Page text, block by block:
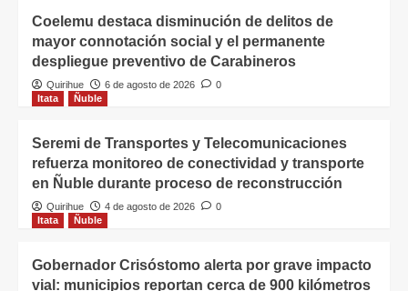
Coelemu destaca disminución de delitos de
mayor connotación social y el permanente
despliegue preventivo de Carabineros
Quirihue 6 de agosto de 2026
0
Itata
Ñuble
Seremi de Transportes y Telecomunicaciones
refuerza monitoreo de conectividad y transporte
en Ñuble durante proceso de reconstrucción
Quirihue 4 de agosto de 2026
0
Itata
Ñuble
Gobernador Crisóstomo alerta por grave impacto
vial: municipios reportan cerca de 900 kilómetros